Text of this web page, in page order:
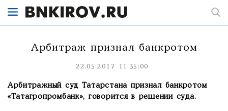
Арбитраж признал банкротом
22.05.2017 11:35:00
Арбитражный суд Татарстана признал банкротом
«Татагропромбанк», говорится в решении суда.